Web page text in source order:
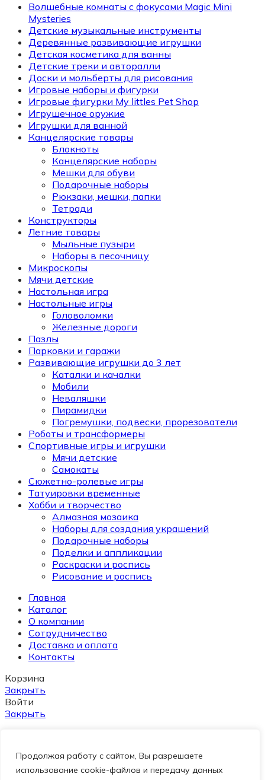
Продолжая работу с сайтом, Вы разрешаете
использование cookie-файлов и передачу данных
Волшебные комнаты с фокусами Magic Mini
Mysteries
Детские музыкальные инструменты
Деревянные развивающие игрушки
Детская косметика для ванны
Детские треки и авторалли
Доски и мольберты для рисования
Игровые наборы и фигурки
Игровые фигурки My littles Pet Shop
Игрушечное оружие
Игрушки для ванной
Канцелярские товары
Блокноты
Канцелярские наборы
Мешки для обуви
Подарочные наборы
Рюкзаки, мешки, папки
Тетради
Конструкторы
Летние товары
Мыльные пузыри
Наборы в песочницу
Микроскопы
Мячи детские
Настольная игра
Настольные игры
Головоломки
Железные дороги
Пазлы
Парковки и гаражи
Развивающие игрушки до 3 лет
Каталки и качалки
Мобили
Неваляшки
Пирамидки
Погремушки, подвески, прорезователи
Роботы и трансформеры
Спортивные игры и игрушки
Мячи детские
Самокаты
Сюжетно-ролевые игры
Татуировки временные
Хобби и творчество
Алмазная мозаика
Наборы для создания украшений
Подарочные наборы
Поделки и аппликации
Раскраски и роспись
Рисование и роспись
Главная
Каталог
О компании
Сотрудничество
Доставка и оплата
Контакты
Корзина
Закрыть
Войти
Закрыть
Создать аккаунт
Поиск